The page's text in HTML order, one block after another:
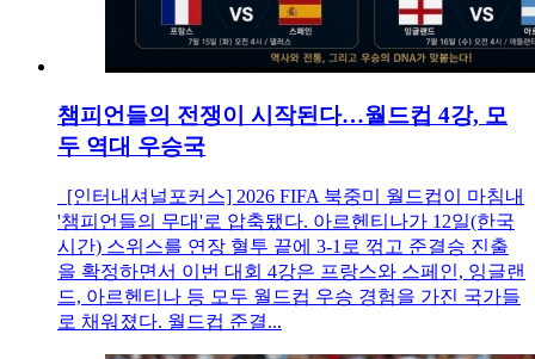
챔피언들의 전쟁이 시작된다…월드컵 4강, 모
두 역대 우승국
[인터내셔널포커스] 2026 FIFA 북중미 월드컵이 마침내
'챔피언들의 무대'로 압축됐다. 아르헨티나가 12일(한국
시간) 스위스를 연장 혈투 끝에 3-1로 꺾고 준결승 진출
을 확정하면서 이번 대회 4강은 프랑스와 스페인, 잉글랜
드, 아르헨티나 등 모두 월드컵 우승 경험을 가진 국가들
로 채워졌다. 월드컵 준결...